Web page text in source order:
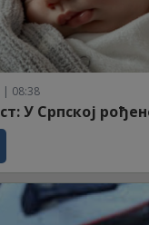
| 08:38
У Српској